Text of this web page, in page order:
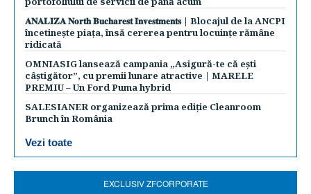
𝐀𝐍𝐀𝐋𝐈𝐙𝐀 𝐍𝐨𝐫𝐭𝐡 𝐁𝐮𝐜𝐡𝐚𝐫𝐞𝐬𝐭 𝐈𝐧𝐯𝐞𝐬𝐭𝐦𝐞𝐧𝐭𝐬 | Blocajul de la ANCPI
încetinește piața, însă cererea pentru locuințe rămâne
ridicată
OMNIASIG lansează campania „Asigură-te că ești
câștigător”, cu premii lunare atractive | MARELE
PREMIU – Un Ford Puma hybrid
SALESIANER organizează prima ediție Cleanroom
Brunch în România
Vezi toate
EXCLUSIV ZFCORPORATE